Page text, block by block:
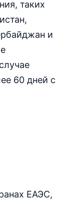
таких
и
60 дней с
ЕАЭС,